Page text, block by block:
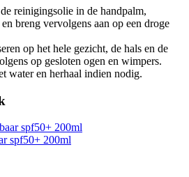
reinigingsolie in de handpalm,
breng vervolgens aan op een droge
op het hele gezicht, de hals en de
op gesloten ogen en wimpers.
water en herhaal indien nodig.
spf50+ 200ml